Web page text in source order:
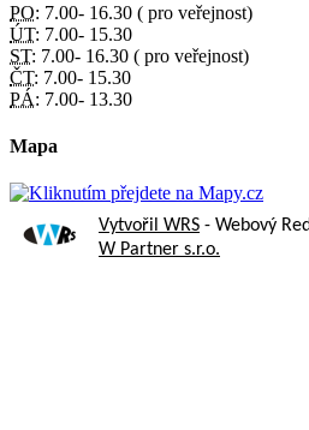
PO: 7.00- 16.30 ( pro veřejnost)
ÚT: 7.00- 15.30
ST: 7.00- 16.30 ( pro veřejnost)
ČT: 7.00- 15.30
PÁ: 7.00- 13.30
Mapa
Vytvořil WRS - Webový
W Partner s.r.o.